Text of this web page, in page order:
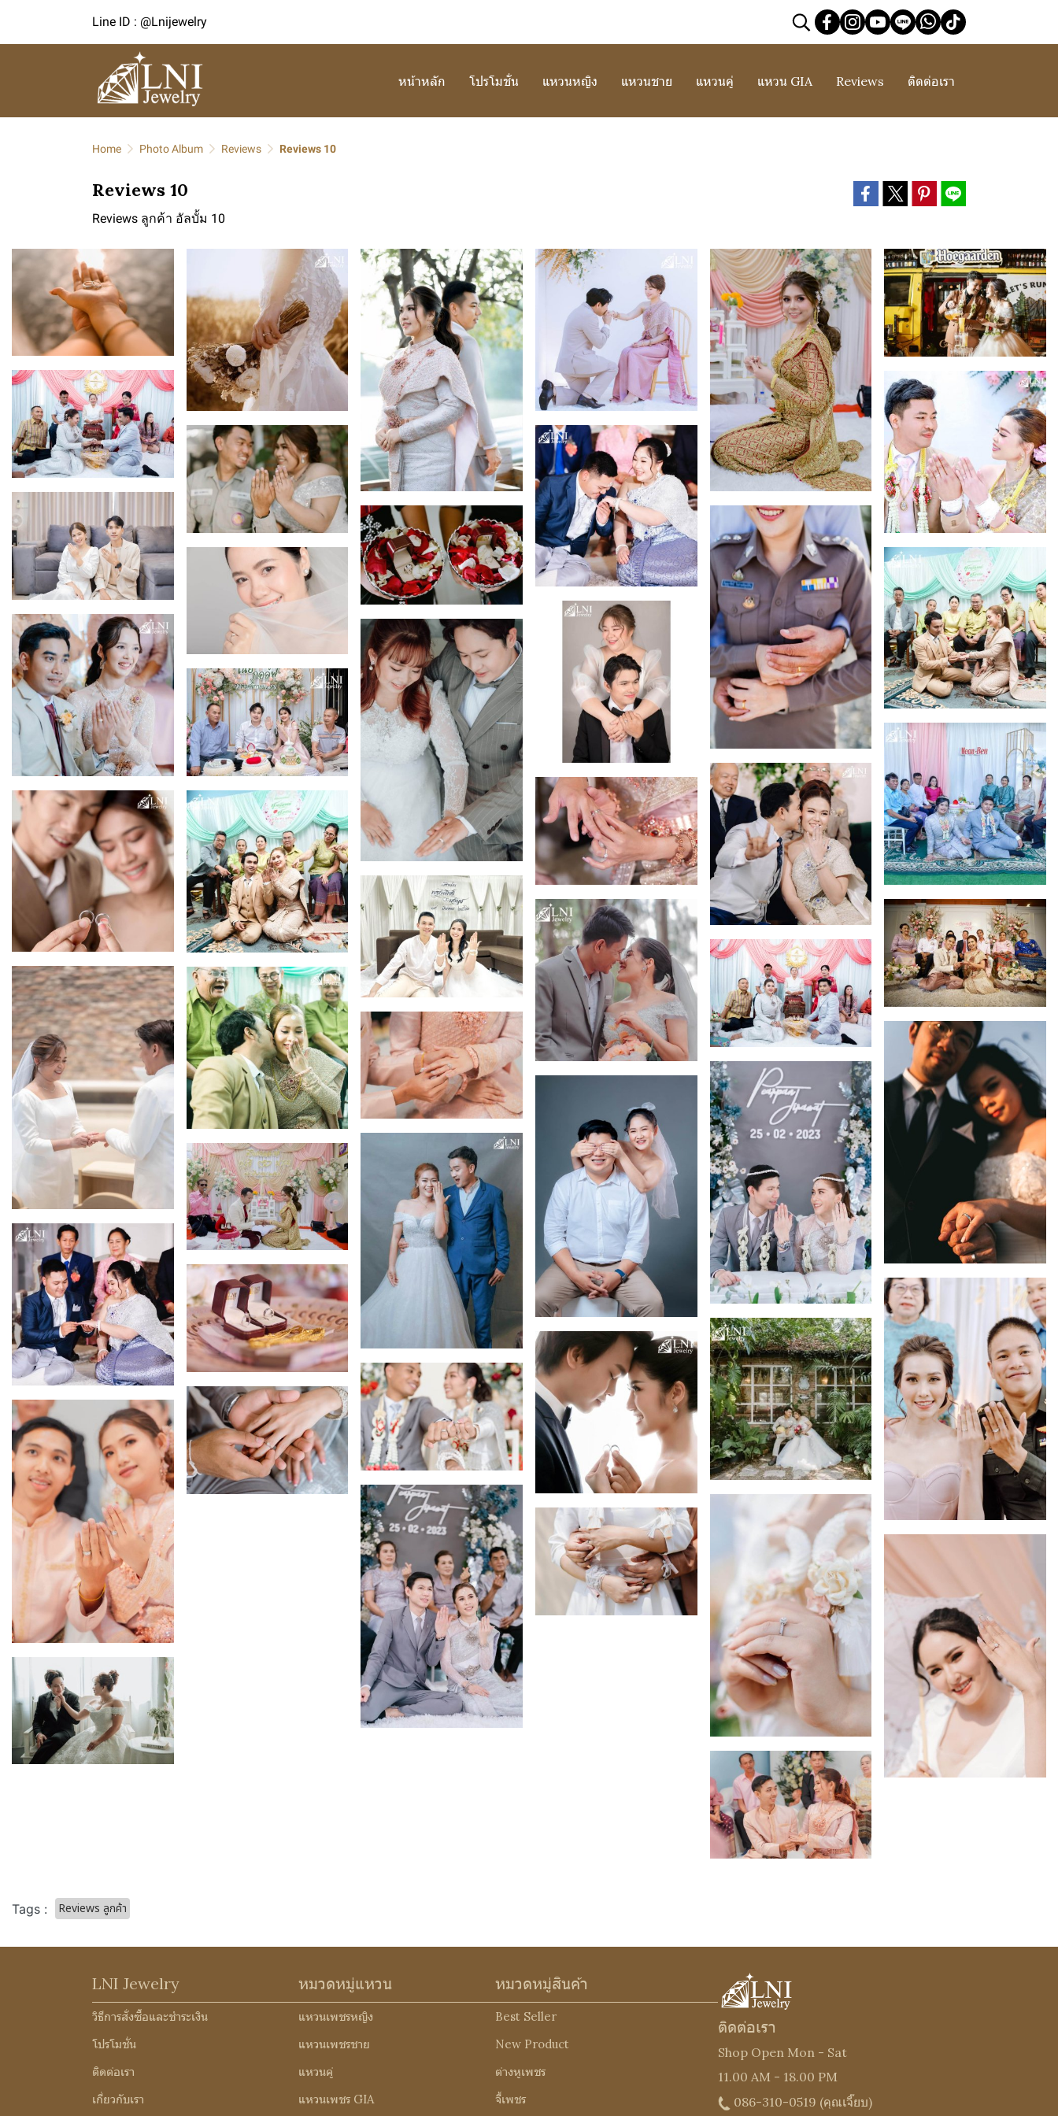
Line ID : @Lnijewelry
หน้าหลัก โปรโมชั่น แหวนหญิง แหวนชาย แหวนคู่ แหวน GIA Reviews ติดต่อเรา
Home Photo Album Reviews Reviews 10
Reviews 10
Reviews ลูกค้า อัลบั้ม 10
Tags : Reviews ลูกค้า
LNI Jewelry
วิธีการสั่งซื้อและชำระเงิน
โปรโมชั่น
ติดต่อเรา
เกี่ยวกับเรา
หมวดหมู่แหวน
แหวนเพชรหญิง
แหวนเพชรชาย
แหวนคู่
แหวนเพชร GIA
หมวดหมู่สินค้า
Best Seller
New Product
ต่างหูเพชร
จี้เพชร
ติดต่อเรา
Shop Open Mon - Sat
11.00 AM - 18.00 PM
086-310-0519 (คุณเจี๊ยบ)